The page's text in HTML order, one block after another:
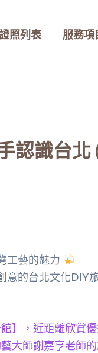
照列表 服務項
認識台北
工藝的魅力
的台北文化DIY旅
】，近距離欣賞
大師謝嘉亨老師